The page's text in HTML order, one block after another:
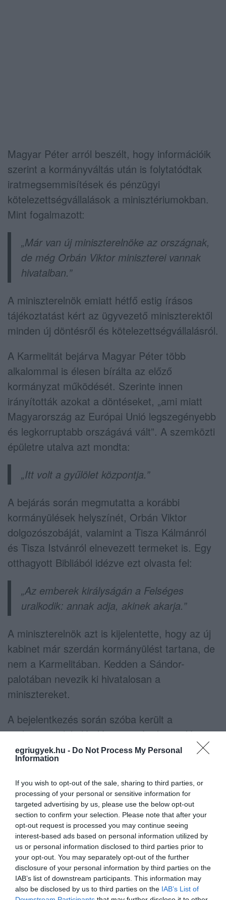
egriugyek.hu - Do Not Process My Personal
Information
If you wish to opt-out of the sale, sharing to third parties, or
processing of your personal or sensitive information for
targeted advertising by us, please use the below opt-out
section to confirm your selection. Please note that after your
opt-out request is processed you may continue seeing
interest-based ads based on personal information utilized by
us or personal information disclosed to third parties prior to
your opt-out. You may separately opt-out of the further
disclosure of your personal information by third parties on the
IAB’s list of downstream participants. This information may
also be disclosed by us to third parties on the IAB’s List of
Magyar Péter arról beszélt, hogy információik
szerint a kormányváltás után is folytatódtak
iratmegsemmisítések és pénzügyi
kötelezettségvállalások a minisztériumokban.
Mint fogalmazott:
„Már van új miniszterelnöke az országnak,
de még Orbán Viktor miniszterei vannak
hivatalban.”
A miniszterelnök emiatt hétfő estig írásos
tájékoztatást kért az ügyvezető miniszterektől
minden új döntésről és kötelezettségvállalásról.
A Karmelitát bejárva Magyar Péter több
alkalommal is élesen bírálta az előző
kormányzat működését. Szerinte innen
irányították azokat a döntéseket, „ami miatt
Magyarország az Európai Unió legszegényebb
és legkorruptabb országává vált”. A szemközti
épületre utalva azt mondta:
„Itt volt a gyűlölet központja.”
A bejárás során megmutatta a korábbi
kormányülések helyszínét, Orbán Viktor
dolgozószobáját, valamint a Tisza Kálmánról
és Tisza Istvánról elnevezett termeket is. Egy
otthagyott Bibliából idézve ezt olvasta fel:
„Az emberek királyságán a Felséges
uralkodik: annak adja, akinek akarja.”
A miniszterelnök azt is kijelentette, hogy az új
kabinet már szerdán kormányülést tartana, de
nem a Karmelitában. Kedden a Sándor-
palotában nevezik ki hivatalosan a
minisztereket.
A bejelentkezés során szóba került a
parlamenti alakuló ülésen történt kivonulás is.
Magyar Péter aToroczkai Lászlóvezette
Mi
Hazánk Mozgalom
nyilvános bocsánatkérést követelt a tamburás
gyerekek előadásának bojkottja miatt.
A sajtóval kapcsolatban is változásokat ígért.
Elmondása szerint nem a korábbi
„kormányinfós” rendszer marad meg, hanem
közvetlenebb kommunikáció következik:
„Nemcsak a kormányszóvivők, hanem a